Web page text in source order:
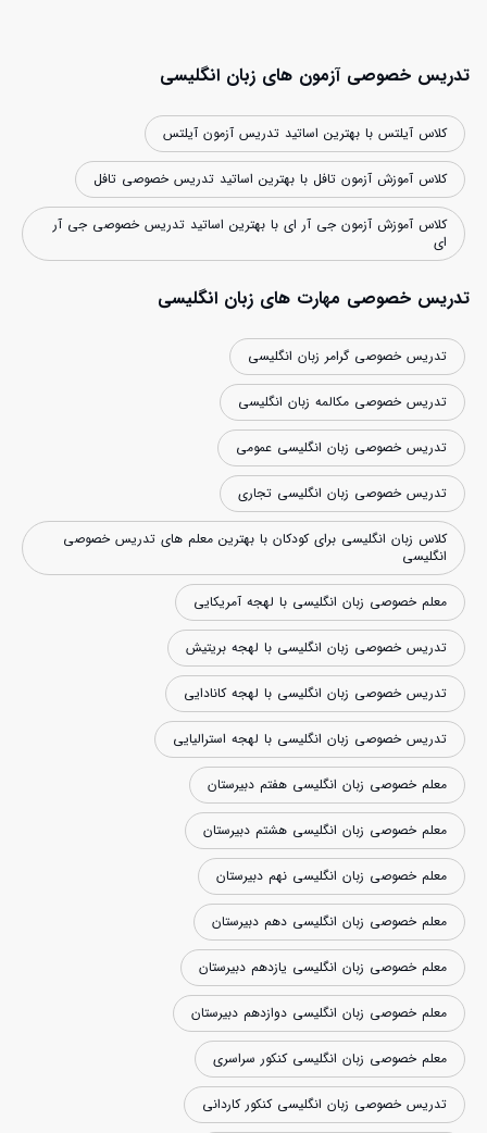
تدریس خصوصی آزمون های زبان انگلیسی
کلاس آیلتس با بهترین اساتید تدریس آزمون آیلتس
کلاس آموزش آزمون تافل با بهترین اساتید تدریس خصوصی تافل
کلاس آموزش آزمون جی آر ای با بهترین اساتید تدریس خصوصی جی آر
ای
تدریس خصوصی مهارت های زبان انگلیسی
تدریس خصوصی گرامر زبان انگلیسی
تدریس خصوصی مکالمه زبان انگلیسی
تدریس خصوصی زبان انگلیسی عمومی
تدریس خصوصی زبان انگلیسی تجاری
کلاس زبان انگلیسی برای کودکان با بهترین معلم های تدریس خصوصی
انگلیسی
معلم خصوصی زبان انگلیسی با لهجه آمریکایی
تدریس خصوصی زبان انگلیسی با لهجه بریتیش
تدریس خصوصی زبان انگلیسی با لهجه کانادایی
تدریس خصوصی زبان انگلیسی با لهجه استرالیایی
معلم خصوصی زبان انگلیسی هفتم دبیرستان
معلم خصوصی زبان انگلیسی هشتم دبیرستان
معلم خصوصی زبان انگلیسی نهم دبیرستان
معلم خصوصی زبان انگلیسی دهم دبیرستان
معلم خصوصی زبان انگلیسی یازدهم دبیرستان
معلم خصوصی زبان انگلیسی دوازدهم دبیرستان
معلم خصوصی زبان انگلیسی کنکور سراسری
تدریس خصوصی زبان انگلیسی کنکور کاردانی